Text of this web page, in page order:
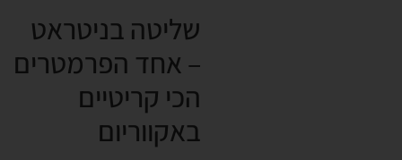
שליטה בניטראט
– אחד הפרמטרים
הכי קריטיים
באקווריום